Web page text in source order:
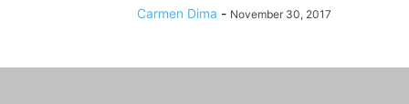
Carmen Dima - November 30, 2017